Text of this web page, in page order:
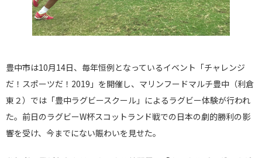
豊中市は10月14日、毎年恒例となっているイベント「チャレンジ
だ！スポーツだ！2019」を開催し、マリンフードマルチ豊中（利倉
東２）では「豊中ラグビースクール」によるラグビー体験が行われ
た。前日のラグビーW杯スコットランド戦での日本の劇的勝利の影
響を受け、今までにない賑わいを見せた。